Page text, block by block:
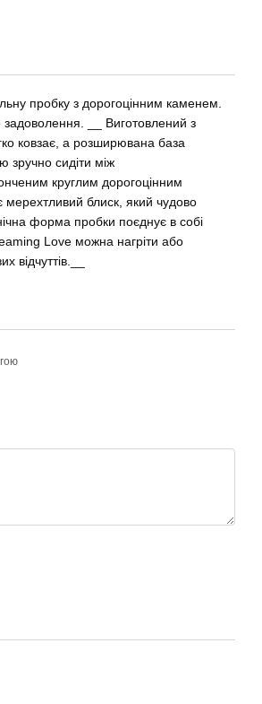
пробку з дорогоцінним каменем.
задоволення. __ Виготовлений з
ковзає, а розширювана база
зручно сидіти між
круглим дорогоцінним
блиск, який чудово
форма пробки поєднує в собі
Love можна нагріти або